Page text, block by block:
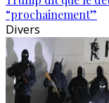
“prochainement”
Divers